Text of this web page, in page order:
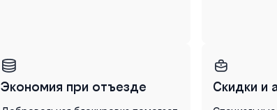
Экономия при отъезде Скидки и